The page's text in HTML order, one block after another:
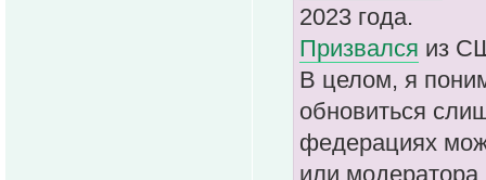
2023 года.
Призвался из
В целом, я
обновиться
федерациях
или